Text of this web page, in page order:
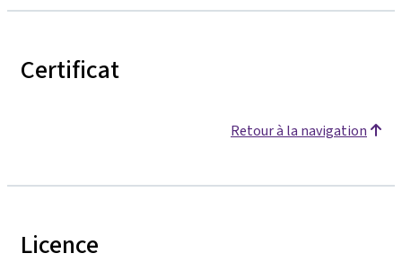
Certificat
Retour à la navigation
Licence